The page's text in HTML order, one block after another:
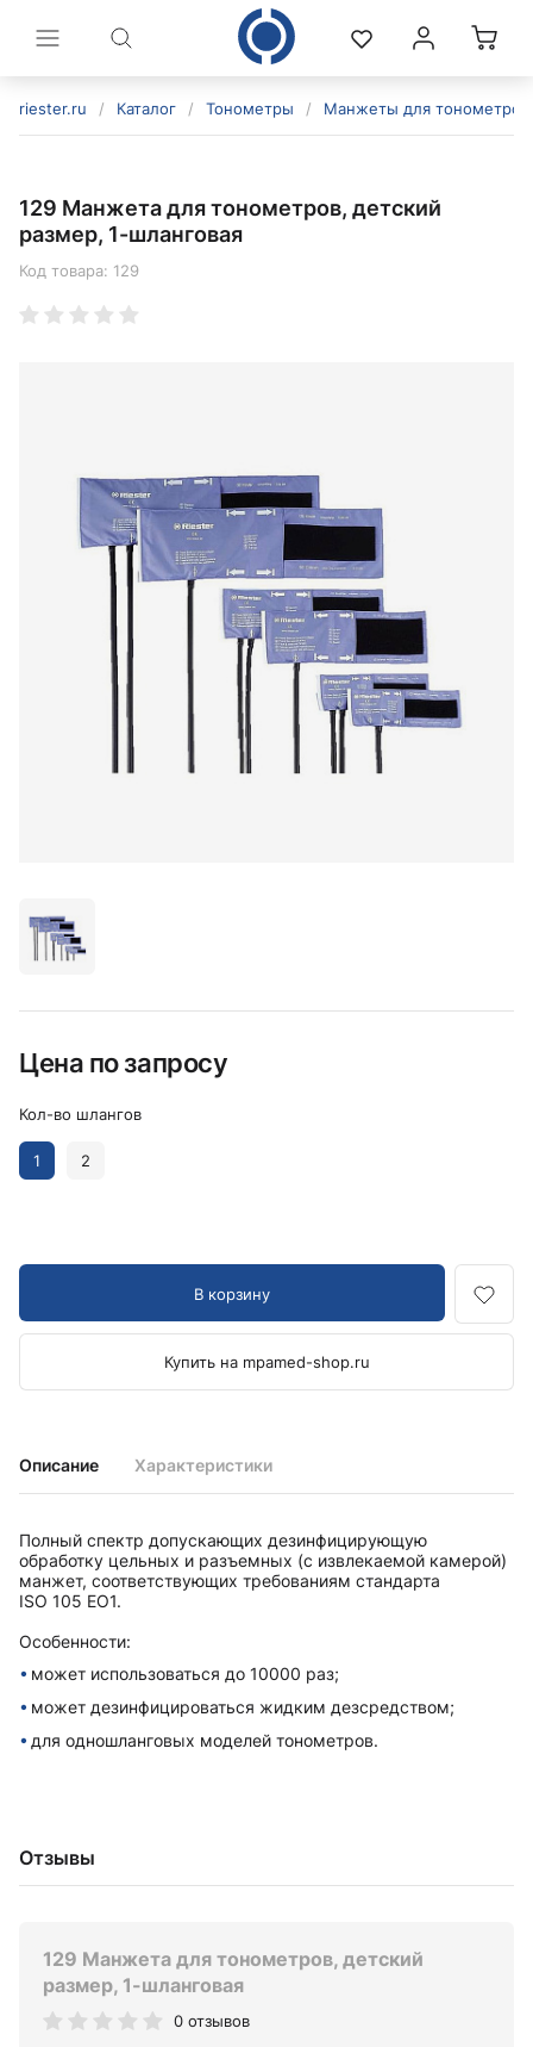
riester.ru / Каталог / Тонометры / Манжеты для тонометров
Описание Характеристики
Полный спектр допускающих дезинфицирующую
обработку цельных и разъемных (с извлекаемой камерой)
манжет, соответствующих требованиям стандарта
ISO 105 EO1.
Особенности:
может использоваться до 10000 раз;
может дезинфицироваться жидким дезсредством;
для одношланговых моделей тонометров.
Отзывы
129 Манжета для тонометров, детский
размер, 1-шланговая
0 отзывов
129 Манжета для тонометров, детский
размер, 1-шланговая
Код товара: 129
Цена по запросу
Кол-во шлангов
1 2
В корзину
Купить на mpamed-shop.ru